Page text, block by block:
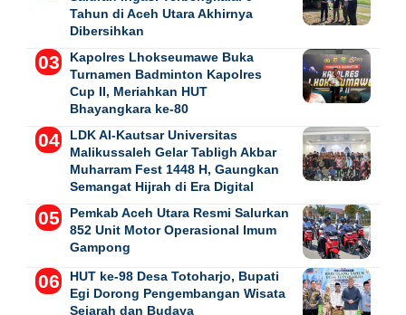
Tahun di Aceh Utara Akhirnya
Dibersihkan
Kapolres Lhokseumawe Buka
Turnamen Badminton Kapolres
Cup II, Meriahkan HUT
Bhayangkara ke-80
LDK Al-Kautsar Universitas
Malikussaleh Gelar Tabligh Akbar
Muharram Fest 1448 H, Gaungkan
Semangat Hijrah di Era Digital
Pemkab Aceh Utara Resmi Salurkan
852 Unit Motor Operasional Imum
Gampong
HUT ke-98 Desa Totoharjo, Bupati
Egi Dorong Pengembangan Wisata
Sejarah dan Budaya